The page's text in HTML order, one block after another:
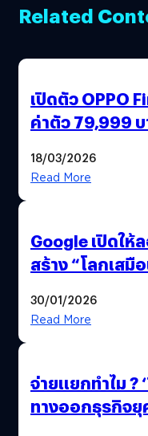
Related
เปิดตัว OPPO
ค่าตัว 79,999 บ
18/03/2026
Read More
Google เปิดให้
สร้าง “โลกเสมื
30/01/2026
Read More
จ่ายแยกทำไม ?
ทางออกธุรกิจยุ